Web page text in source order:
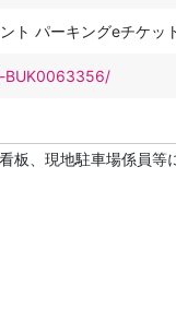
ト パーキングeチケ
BUK0063356/
、現地駐車場係員等